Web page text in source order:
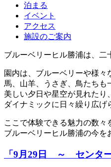
泊まる
イベント
アクセス
施設のご案内
ブルーベリーヒル勝浦は、二
園内は、ブルーベリーや様々
馬、山羊、うさぎ、鳥たちも
美しい夕日や星空が見れた
ダイナミックに日々繰り広げ
ここで体験できる魅力の数々
ブルーベリーヒル勝浦の今を
「9月29日 ～ センタ